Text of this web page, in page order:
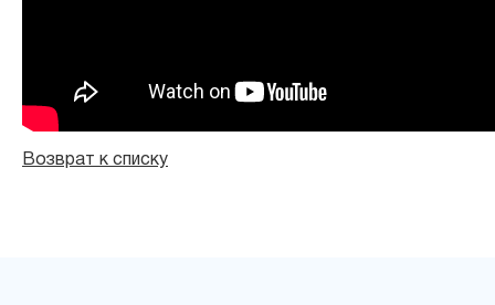
Возврат к списку